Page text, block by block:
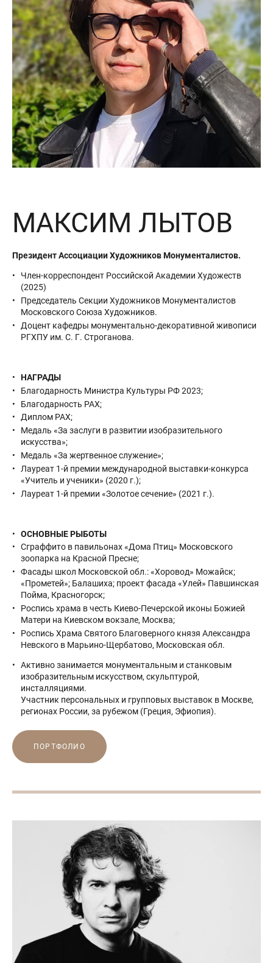
МАКСИМ ЛЫТОВ
Президент Ассоциации Художников Монументалистов.
Член-корреспондент Российской Академии Художеств
(2025)
Председатель Секции Художников Монументалистов
Московского Союза Художников.
Доцент кафедры монументально-декоративной живописи
РГХПУ им. С. Г. Строганова.
НАГРАДЫ
Благодарность Министра Культуры РФ 2023;
Благодарность РАХ;
Диплом РАХ;
Медаль «За заслуги в развитии изобразительного
искусства»;
Медаль «За жертвенное служение»;
Лауреат 1-й премии международной выставки-конкурса
«Учитель и ученики» (2020 г.);
Лауреат 1-й премии «Золотое сечение» (2021 г.).
ОСНОВНЫЕ РЫБОТЫ
Сграффито в павильонах «Дома Птиц» Московского
зоопарка на Красной Пресне;
Фасады школ Московской обл.: «Хоровод» Можайск;
«Прометей»; Балашиха; проект фасада «Улей» Павшинская
Пойма, Красногорск;
Роспись храма в честь Киево-Печерской иконы Божией
Матери на Киевском вокзале, Москва;
Роспись Храма Святого Благоверного князя Александра
Невского в Марьино-Щербатово, Московская обл.
Активно занимается монументальным и станковым
изобразительным искусством, скульптурой,
инсталляциями.
Участник персональных и групповых выставок в Москве,
регионах России, за рубежом (Греция, Эфиопия).
ПОРТФОЛИО